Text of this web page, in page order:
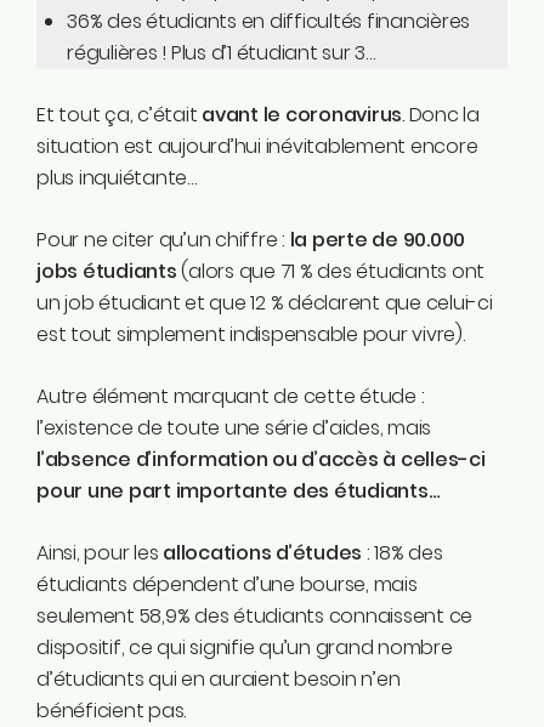
36% des étudiants en difficultés financières
régulières ! Plus d’1 étudiant sur 3…
Et tout ça, c’était avant le coronavirus. Donc la
situation est aujourd’hui inévitablement encore
plus inquiétante…
Pour ne citer qu’un chiffre : la perte de 90.000
jobs étudiants(alors que 71 % des étudiants ont
un job étudiant et que 12 % déclarent que celui-ci
est tout simplement indispensable pour vivre).
Autre élément marquant de cette étude :
l’existence de toute une série d’aides, mais
l’absence d’information ou d’accès à celles-ci
pour une part importante des étudiants…
Ainsi, pour les allocations d’études : 18% des
étudiants dépendent d’une bourse, mais
seulement 58,9% des étudiants connaissent ce
dispositif, ce qui signifie qu’un grand nombre
d’étudiants qui en auraient besoin n’en
bénéficient pas.